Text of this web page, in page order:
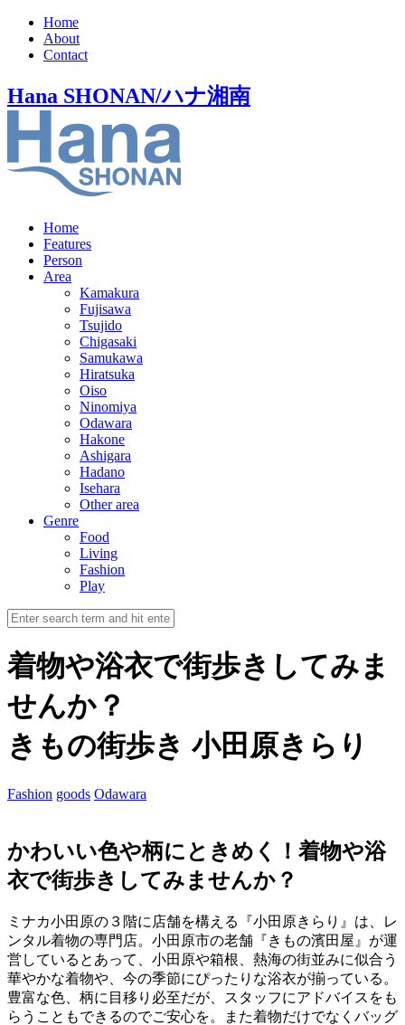
Home
About
Contact
Hana SHONAN/ハナ湘南
Home
Features
Person
Area
Kamakura
Fujisawa
Tsujido
Chigasaki
Samukawa
Hiratsuka
Oiso
Ninomiya
Odawara
Hakone
Ashigara
Hadano
Isehara
Other area
Genre
Food
Living
Fashion
Play
着物や浴衣で街歩きしてみま
せんか？
きもの街歩き 小田原きらり
Fashion goods Odawara
かわいい色や柄にときめく！着物や浴
衣で街歩きしてみませんか？
ミナカ小田原の３階に店舗を構える『小田原きらり』は、レ
ンタル着物の専門店。小田原市の老舗『きもの濱田屋』が運
営しているとあって、小田原や箱根、熱海の街並みに似合う
華やかな着物や、今の季節にぴったりな浴衣が揃っている。
豊富な色、柄に目移り必至だが、スタッフにアドバイスをも
らうこともできるのでご安心を。また着物だけでなくバッグ